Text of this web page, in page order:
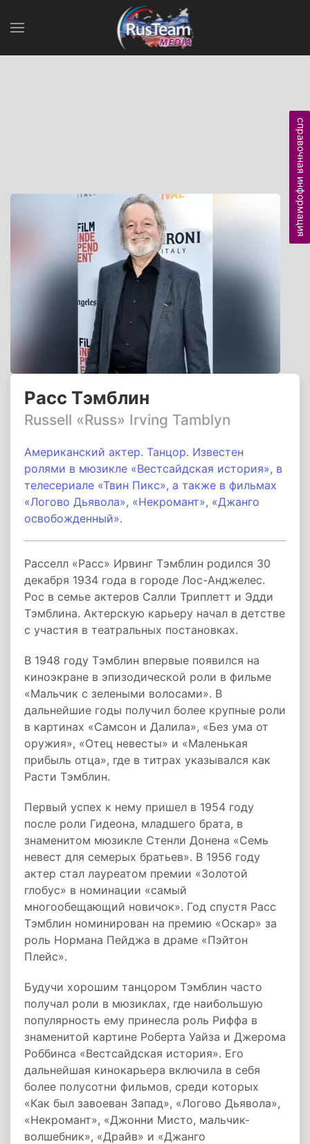
Расс Тэмблин
Russell «Russ» Irving Tamblyn
Американский актер. Танцор. Известен
ролями в мюзикле «Вестсайдская история», в
телесериале «Твин Пикс», а также в фильмах
«Логово Дьявола», «Некромант», «Джанго
освобожденный».
Расселл «Расс» Ирвинг Тэмблин родился 30
декабря 1934 года в городе Лос-Анджелес.
Рос в семье актеров Салли Триплетт и Эдди
Тэмблина. Актерскую карьеру начал в детстве
с участия в театральных постановках.
В 1948 году Тэмблин впервые появился на
киноэкране в эпизодической роли в фильме
«Мальчик с зелеными волосами». В
дальнейшие годы получил более крупные роли
в картинах «Самсон и Далила», «Без ума от
оружия», «Отец невесты» и «Маленькая
прибыль отца», где в титрах указывался как
Расти Тэмблин.
Первый успех к нему пришел в 1954 году
после роли Гидеона, младшего брата, в
знаменитом мюзикле Стенли Донена «Семь
невест для семерых братьев». В 1956 году
актер стал лауреатом премии «Золотой
глобус» в номинации «самый
многообещающий новичок». Год спустя Расс
Тэмблин номинирован на премию «Оскар» за
роль Нормана Пейджа в драме «Пэйтон
Плейс».
Будучи хорошим танцором Тэмблин часто
получал роли в мюзиклах, где наибольшую
популярность ему принесла роль Риффа в
знаменитой картине Роберта Уайза и Джерома
Роббинса «Вестсайдская история». Его
дальнейшая кинокарьера включила в себя
более полусотни фильмов, среди которых
«Как был завоеван Запад», «Логово Дьявола»,
«Некромант», «Джонни Мисто, мальчик-
волшебник», «Драйв» и «Джанго
справочная информация